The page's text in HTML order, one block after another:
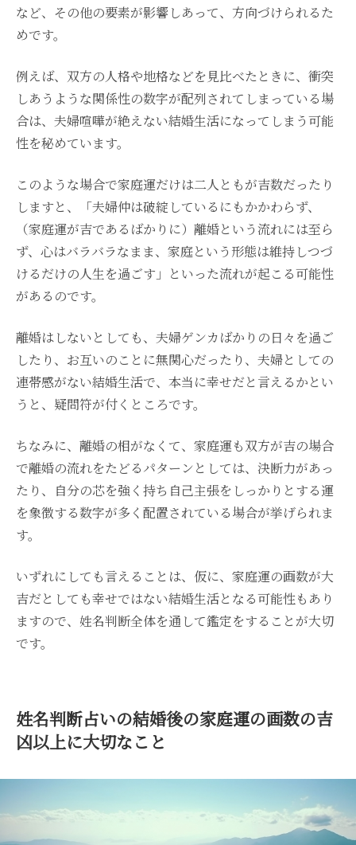
など、その他の要素が影響しあって、方向づけられるた
めです。
例えば、双方の人格や地格などを見比べたときに、衝突
しあうような関係性の数字が配列されてしまっている場
合は、夫婦喧嘩が絶えない結婚生活になってしまう可能
性を秘めています。
このような場合で家庭運だけは二人ともが吉数だったり
しますと、「夫婦仲は破綻しているにもかかわらず、
（家庭運が吉であるばかりに）離婚という流れには至ら
ず、心はバラバラなまま、家庭という形態は維持しつづ
けるだけの人生を過ごす」といった流れが起こる可能性
があるのです。
離婚はしないとしても、夫婦ゲンカばかりの日々を過ご
したり、お互いのことに無関心だったり、夫婦としての
連帯感がない結婚生活で、本当に幸せだと言えるかとい
うと、疑問符が付くところです。
ちなみに、離婚の相がなくて、家庭運も双方が吉の場合
で離婚の流れをたどるパターンとしては、決断力があっ
たり、自分の芯を強く持ち自己主張をしっかりとする運
を象徴する数字が多く配置されている場合が挙げられま
す。
いずれにしても言えることは、仮に、家庭運の画数が大
吉だとしても幸せではない結婚生活となる可能性もあり
ますので、姓名判断全体を通して鑑定をすることが大切
です。
姓名判断占いの結婚後の家庭運の画数の吉
凶以上に大切なこと